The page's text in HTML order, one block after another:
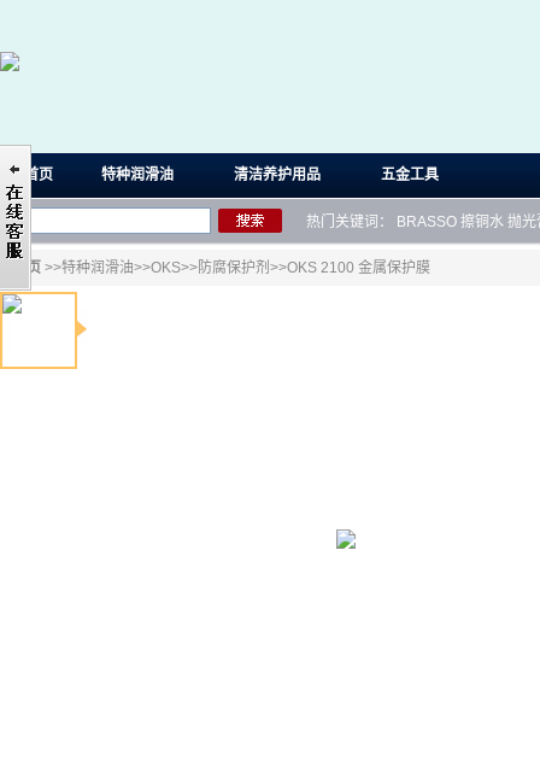
首页 特种润滑油 清洁养护用品 五金工具
热门关键词： BRASSO 擦铜水 抛光
首页 >>特种润滑油>>OKS>>防腐保护剂 >>OKS 2100 金属保护膜